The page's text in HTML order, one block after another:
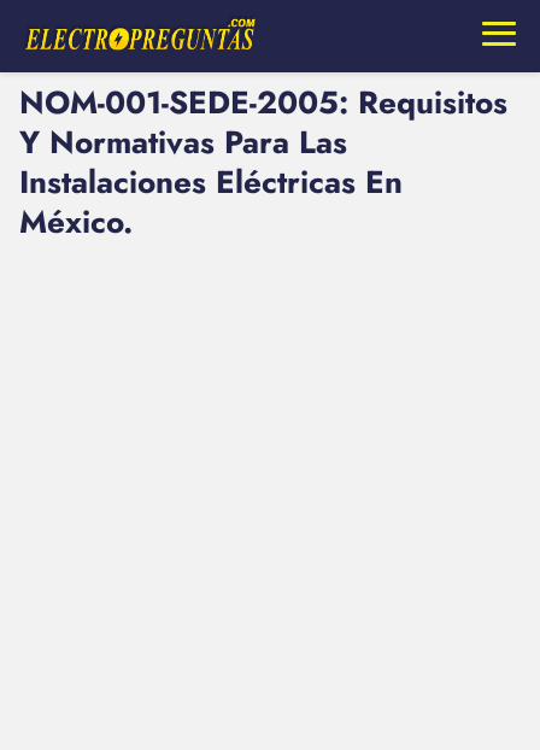
NOM-001-SEDE-2005: Requisitos
Y Normativas Para Las
Instalaciones Eléctricas En
México.